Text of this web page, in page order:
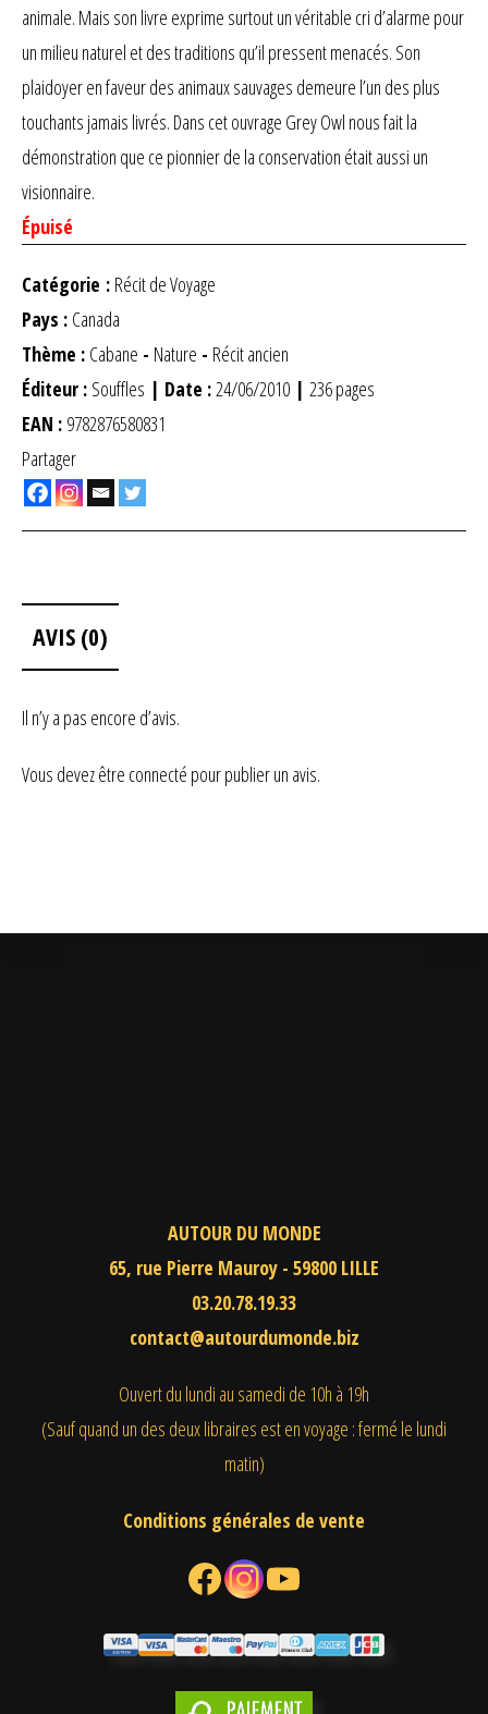
animale. Mais son livre exprime surtout un véritable cri d’alarme pour
un milieu naturel et des traditions qu’il pressent menacés. Son
plaidoyer en faveur des animaux sauvages demeure l’un des plus
touchants jamais livrés. Dans cet ouvrage Grey Owl nous fait la
démonstration que ce pionnier de la conservation était aussi un
visionnaire.
Épuisé
Catégorie : Récit de Voyage
Pays : Canada
Thème : Cabane - Nature - Récit ancien
Éditeur : Souffles | Date : 24/06/2010 | 236 pages
EAN : 9782876580831
Partager
AVIS (0)
Il n’y a pas encore d’avis.
Vous devez être connecté pour publier un avis.
AUTOUR DU MONDE
65, rue Pierre Mauroy - 59800 LILLE
03.20.78.19.33
contact@autourdumonde.biz
Ouvert du lundi au samedi de 10h à 19h
(Sauf quand un des deux libraires est en voyage : fermé le lundi
matin)
Conditions générales de vente
Facebook Instagram YouTube